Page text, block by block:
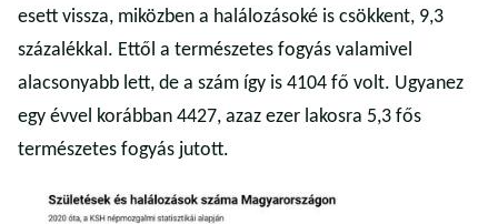
esett vissza, miközben a halálozásoké is csökkent, 9,3
százalékkal. Ettől a természetes fogyás valamivel
alacsonyabb lett, de a szám így is 4104 fő volt. Ugyanez
egy évvel korábban 4427, azaz ezer lakosra 5,3 fős
természetes fogyás jutott.